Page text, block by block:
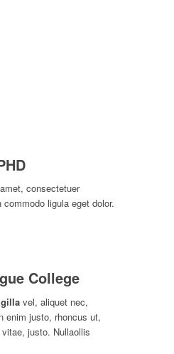
consectetuer
ligula eget dolor.
College
vel, aliquet nec,
enim justo, rhoncus ut,
justo. Nullaollis